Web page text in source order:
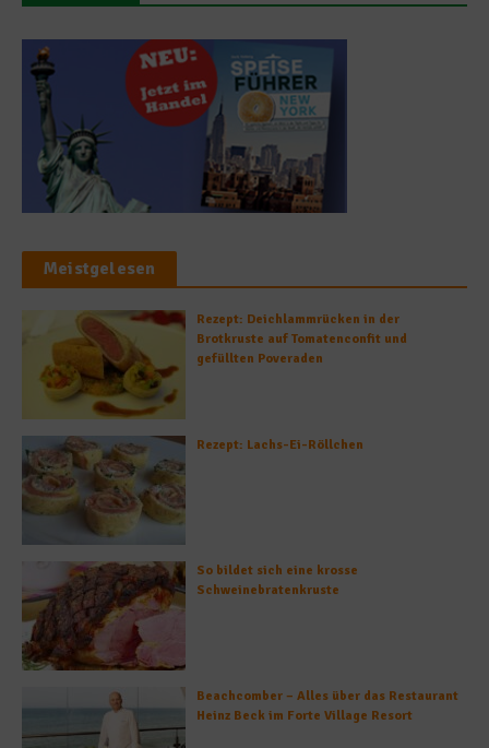
Meistgelesen
Rezept: Deichlammrücken in der
Brotkruste auf Tomatenconfit und
gefüllten Poveraden
Rezept: Lachs-Ei-Röllchen
So bildet sich eine krosse
Schweinebratenkruste
Beachcomber – Alles über das Restaurant
Heinz Beck im Forte Village Resort